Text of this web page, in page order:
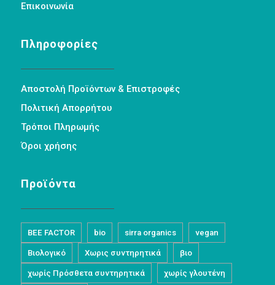
Επικοινωνία
Πληροφορίες
Αποστολή Προϊόντων & Επιστροφές
Πολιτική Απορρήτου
Τρόποι Πληρωμής
Όροι χρήσης
Προϊόντα
BEE FACTOR bio sirra organics vegan
Βιολογικό Χωρις συντηρητικά βιο
χωρίς Πρόσθετα συντηρητικά χωρίς γλουτένη